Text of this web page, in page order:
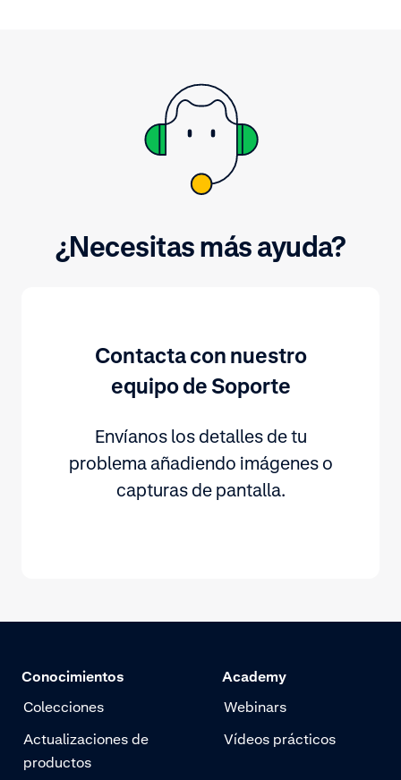
¿Necesitas más ayuda?
Contacta con nuestro
equipo de Soporte
Envíanos los detalles de tu
problema añadiendo imágenes o
capturas de pantalla.
Conocimientos
Colecciones
Actualizaciones de
productos
Academy
Webinars
Vídeos prácticos